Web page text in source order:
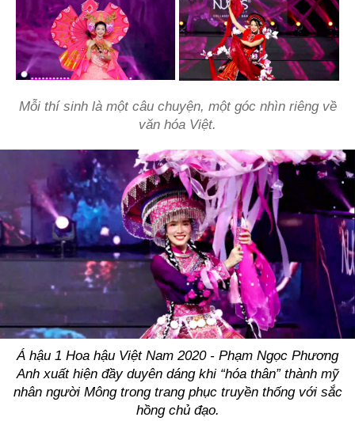
Mỗi thí sinh là một câu chuyện, một góc nhìn riêng về
văn hóa Việt.
Á hậu 1 Hoa hậu Việt Nam 2020 - Phạm Ngọc Phương
Anh xuất hiện đầy duyên dáng khi “hóa thân” thành mỹ
nhân người Mông trong trang phục truyền thống với sắc
hồng chủ đạo.